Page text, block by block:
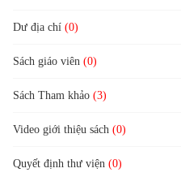
Dư địa chí (0)
Sách giáo viên (0)
Sách Tham khảo (3)
Video giới thiệu sách (0)
Quyết định thư viện (0)